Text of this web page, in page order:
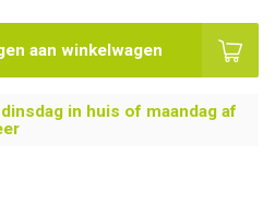
aan winkelwagen
in huis of maandag af